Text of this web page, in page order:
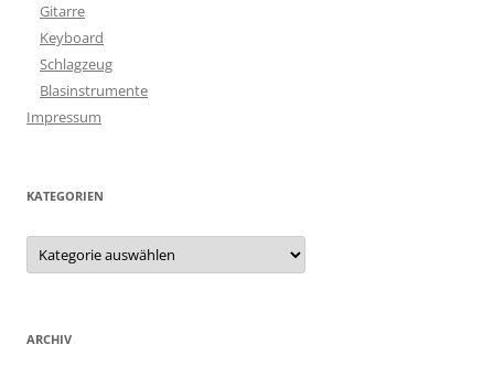
Gitarre
Keyboard
Schlagzeug
Blasinstrumente
Impressum
KATEGORIEN
Kategorien
ARCHIV